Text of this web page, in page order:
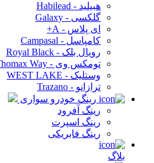
هبیلید - Habilead
گلکسی - Galaxy
ای پلاس - A+
کامپاسل - Campasal
رویال بلک - Royal Black
تومکس وی - Thomax Way
وستلیک - WEST LAKE
ترازانو - Trazano
رینگ خودرو سواری
رینگ آفرود
رینگ اسپرت
رینگ فابریکی
بلاگ